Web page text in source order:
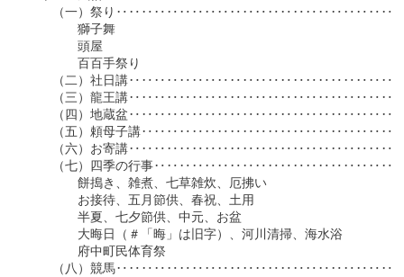
（一）祭り
獅子舞
頭屋
百百手祭り
（二）社日講
（三）龍王講
（四）地蔵盆
（五）頼母子講
（六）お寄講
（七）四季の行事
餅搗き、雑煮、七草雑炊、厄拂い
お接待、五月節供、春祝、土用
半夏、七夕節供、中元、お盆
大晦日（＃「晦」は旧字）、河川清掃、海水浴
府中町民体育祭
（八）競馬